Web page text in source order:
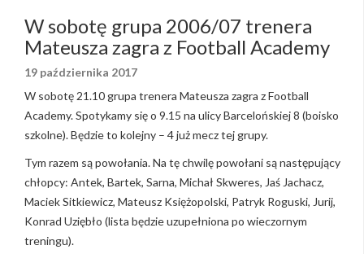
W sobotę grupa 2006/07 trenera
Mateusza zagra z Football Academy
19 października 2017
W sobotę 21.10 grupa trenera Mateusza zagra z Football
Academy. Spotykamy się o 9.15 na ulicy Barcelońskiej 8 (boisko
szkolne). Będzie to kolejny – 4 już mecz tej grupy.
Tym razem są powołania. Na tę chwilę powołani są następujący
chłopcy: Antek, Bartek, Sarna, Michał Skweres, Jaś Jachacz,
Maciek Sitkiewicz, Mateusz Księżopolski, Patryk Roguski, Jurij,
Konrad Uziębło (lista będzie uzupełniona po wieczornym
treningu).